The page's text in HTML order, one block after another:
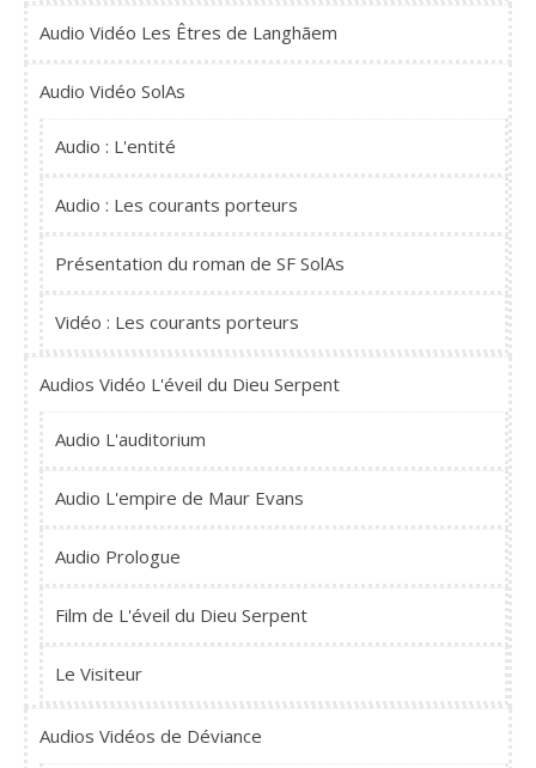
Audio Vidéo Les Êtres de Langhãem
Audio Vidéo SolAs
Audio : L'entité
Audio : Les courants porteurs
Présentation du roman de SF SolAs
Vidéo : Les courants porteurs
Audios Vidéo L'éveil du Dieu Serpent
Audio L'auditorium
Audio L'empire de Maur Evans
Audio Prologue
Film de L'éveil du Dieu Serpent
Le Visiteur
Audios Vidéos de Déviance